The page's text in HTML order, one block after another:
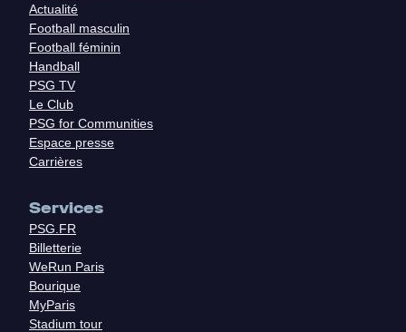
Actualité
Football masculin
Football féminin
Handball
PSG TV
Le Club
PSG for Communities
Espace presse
Carrières
Services
PSG.FR
Billetterie
WeRun Paris
Bourique
MyParis
Stadium tour